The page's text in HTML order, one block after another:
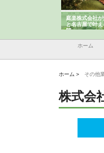
庭楽株式会社
と名古屋で叶
間
ホーム
ホーム > その他
株式会